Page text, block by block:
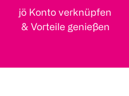
jö Konto verknüpfen
& Vorteile genießen